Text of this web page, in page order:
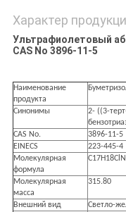
КАРТА
САЙТА
PRIVACY
POLICY
Характер
Ультрафиолетовый
CAS No 3896-11-5
Наименование
продукта
Синонимы
2- ((3-
CAS No.
3896-11-5
EINECS
223-445-4
Молекулярная
формула
Молекулярная
масса
315.80
Внешний вид
Светло-